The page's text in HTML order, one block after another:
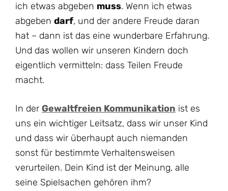
ich etwas abgeben muss. Wenn ich etwas
abgeben darf, und der andere Freude daran
hat – dann ist das eine wunderbare Erfahrung.
Und das wollen wir unseren Kindern doch
eigentlich vermitteln: dass Teilen Freude
macht.
In der Gewaltfreien Kommunikation ist es
uns ein wichtiger Leitsatz, dass wir unser Kind
und dass wir überhaupt auch niemanden
sonst für bestimmte Verhaltensweisen
verurteilen. Dein Kind ist der Meinung, alle
seine Spielsachen gehören ihm?